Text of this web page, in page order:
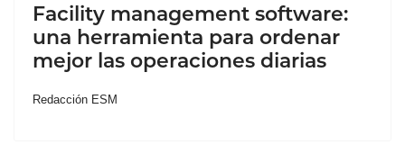
Facility management software:
una herramienta para ordenar
mejor las operaciones diarias
Redacción ESM